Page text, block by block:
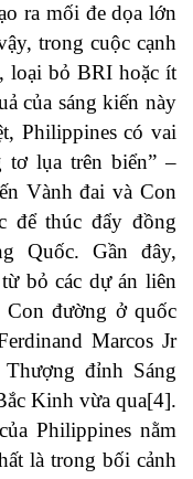
ra mối đe dọa lớn
trong cuộc cạnh
loại bỏ BRI hoặc ít
của sáng kiến này
Philippines có vai
tơ lụa trên biển” –
Vành đai và Con
để thúc đẩy đồng
Quốc. Gần đây,
bỏ các dự án liên
đường ở quốc
Marcos Jr
đỉnh Sáng
Kinh vừa qua[4].
Philippines nằm
là trong bối cảnh